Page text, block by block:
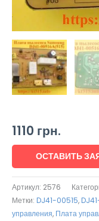
1110 грн.
ОСТАВИТЬ
Артикул: 2576
Метки: DJ41-00515,
управления, Плата